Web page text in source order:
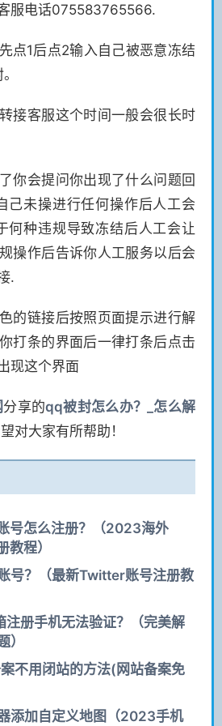
服电话075583765566.
点1后点2输入自己被恶意冻结
接客服这个时间一般会很长时
你会提问你出现了什么问题回
己未操进行任何操作后人工会
何种违规导致冻结后人工会让
操作后告诉你人工服务以后会
.
的链接后按照页面提示进行解
打条的界面后一律打条后点击
现这个界面
分享的qq被封怎么办？_怎么解
对大家有所帮助！
号怎么注册？（2023海外
教程）
号？（最新Twitter账号注册教
注册手机无法验证？（完美解
）
不用闭站的方法(网站备案免
添加自定义地图（2023手机